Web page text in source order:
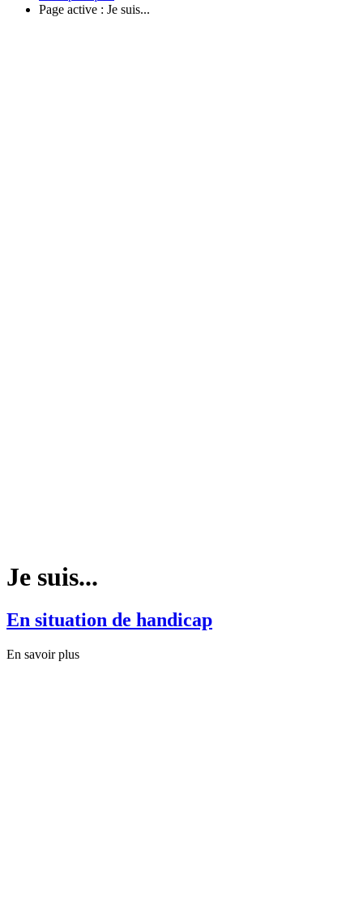
Page active : Je suis...
Je suis...
En situation de handicap
En savoir plus